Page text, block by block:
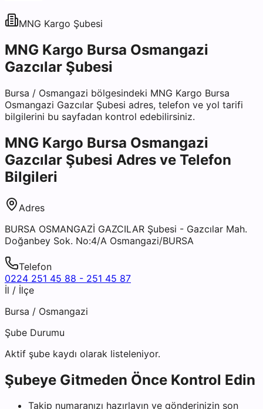
MNG Kargo Şubesi
MNG Kargo Bursa Osmangazi
Gazcılar Şubesi
Bursa / Osmangazi bölgesindeki MNG Kargo Bursa
Osmangazi Gazcılar Şubesi adres, telefon ve yol tarifi
bilgilerini bu sayfadan kontrol edebilirsiniz.
MNG Kargo Bursa Osmangazi
Gazcılar Şubesi Adres ve Telefon
Bilgileri
Adres
BURSA OSMANGAZİ GAZCILAR Şubesi - Gazcılar Mah.
Doğanbey Sok. No:4/A Osmangazi/BURSA
Telefon
0224 251 45 88 - 251 45 87
İl / İlçe
Bursa / Osmangazi
Şube Durumu
Aktif şube kaydı olarak listeleniyor.
Şubeye Gitmeden Önce Kontrol Edin
Takip numaranızı hazırlayın ve gönderinizin son